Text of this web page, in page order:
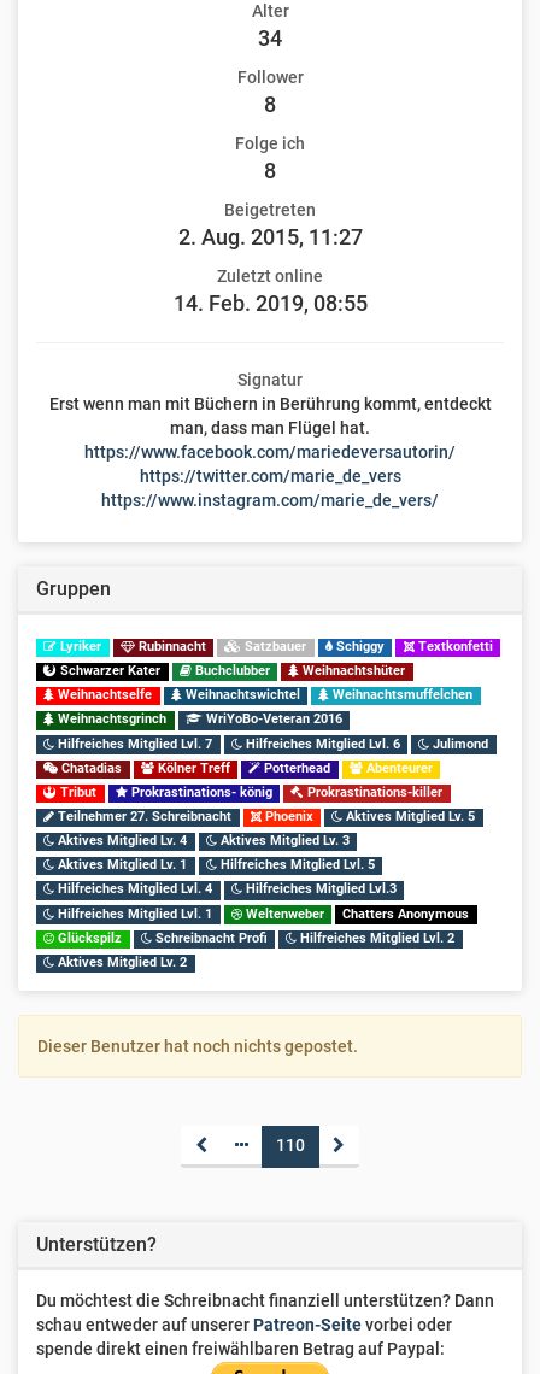
Alter
34
Follower
8
Folge ich
8
Beigetreten
2. Aug. 2015, 11:27
Zuletzt online
14. Feb. 2019, 08:55
Signatur
Erst wenn man mit Büchern in Berührung kommt, entdeckt
man, dass man Flügel hat.
https://www.facebook.com/mariedeversautorin/
https://twitter.com/marie_de_vers
https://www.instagram.com/marie_de_vers/
Gruppen
Lyriker Rubinnacht Satzbauer Schiggy
Textkonfetti
Schwarzer Kater
Buchclubber
Weihnachtshüter
Weihnachtselfe
Weihnachtswichtel
Weihnachtsmuffelchen
Weihnachtsgrinch
WriYoBo-Veteran 2016
Hilfreiches Mitglied Lvl. 7
Hilfreiches Mitglied Lvl. 6
Julimond
Chatadias
Kölner Treff Potterhead
Abenteurer
Tribut
Prokrastinations- könig
Prokrastinations-killer
Teilnehmer 27. Schreibnacht
Phoenix
Aktives Mitglied Lv. 5
Aktives Mitglied Lv. 4
Aktives Mitglied Lv. 3
Aktives Mitglied Lv. 1
Hilfreiches Mitglied Lvl. 5
Hilfreiches Mitglied Lvl. 4
Hilfreiches Mitglied Lvl.3
Hilfreiches Mitglied Lvl. 1
Weltenweber
Chatters Anonymous
Glückspilz
Schreibnacht Profi
Hilfreiches Mitglied Lvl. 2
Aktives Mitglied Lv. 2
Dieser Benutzer hat noch nichts gepostet.
110
Unterstützen?
Du möchtest die Schreibnacht finanziell unterstützen? Dann
schau entweder auf unsererPatreon-Seitevorbei oder
spende direkt einen freiwählbaren Betrag auf Paypal: